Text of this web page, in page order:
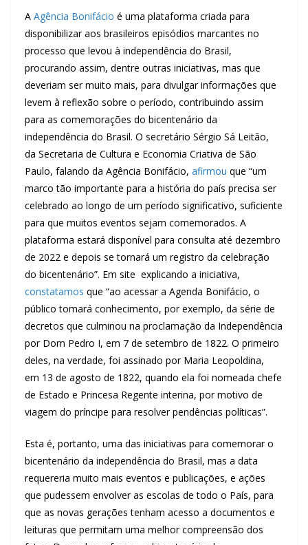
A Agência Bonifácio é uma plataforma criada para
disponibilizar aos brasileiros episódios marcantes no
processo que levou à independência do Brasil,
procurando assim, dentre outras iniciativas, mas que
deveriam ser muito mais, para divulgar informações que
levem à reflexão sobre o período, contribuindo assim
para as comemorações do bicentenário da
independência do Brasil. O secretário Sérgio Sá Leitão,
da Secretaria de Cultura e Economia Criativa de São
Paulo, falando da Agência Bonifácio, afirmou que “um
marco tão importante para a história do país precisa ser
celebrado ao longo de um período significativo, suficiente
para que muitos eventos sejam comemorados. A
plataforma estará disponível para consulta até dezembro
de 2022 e depois se tornará um registro da celebração
do bicentenário”. Em site explicando a iniciativa,
constatamos que “ao acessar a Agenda Bonifácio, o
público tomará conhecimento, por exemplo, da série de
decretos que culminou na proclamação da Independência
por Dom Pedro I, em 7 de setembro de 1822. O primeiro
deles, na verdade, foi assinado por Maria Leopoldina,
em 13 de agosto de 1822, quando ela foi nomeada chefe
de Estado e Princesa Regente interina, por motivo de
viagem do príncipe para resolver pendências políticas”.
Esta é, portanto, uma das iniciativas para comemorar o
bicentenário da independência do Brasil, mas a data
requereria muito mais eventos e publicações, e ações
que pudessem envolver as escolas de todo o País, para
que as novas gerações tenham acesso a documentos e
leituras que permitam uma melhor compreensão dos